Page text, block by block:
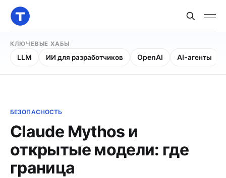
КЛЮЧЕВЫЕ ХАБЫ
LLM ИИ для разработчиков OpenAI AI-агенты
БЕЗОПАСНОСТЬ
Claude Mythos и
открытые модели: где
граница